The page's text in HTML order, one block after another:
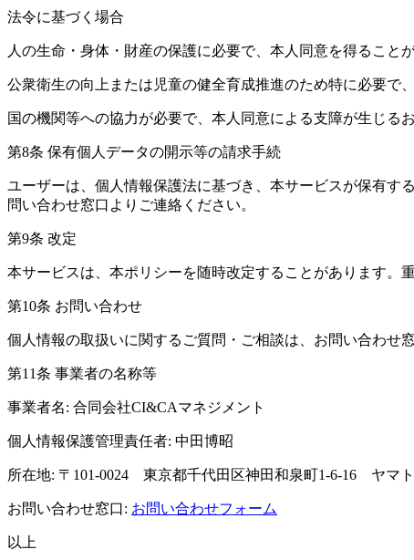
法令に基づく場合
人の生命・身体・財産の保護に必要で、本人同意を得ること
公衆衛生の向上または児童の健全育成推進のため特に必要で
国の機関等への協力が必要で、本人同意による支障が生じる
第8条 保有個人データの開示等の請求手続
ユーザーは、個人情報保護法に基づき、本サービスが保有す
問い合わせ窓口よりご連絡ください。
第9条 改定
本サービスは、本ポリシーを随時改定することがあります。
第10条 お問い合わせ
個人情報の取扱いに関するご質問・ご相談は、お問い合わせ
第11条 事業者の名称等
事業者名: 合同会社CI&CAマネジメント
個人情報保護管理責任者: 中田博昭
所在地: 〒101‑0024 東京都千代田区神田和泉町1‑6‑16 ヤマ
お問い合わせ窓口: お問い合わせフォーム
以上